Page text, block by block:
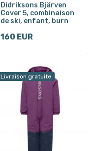
Didriksons Bjärven
Cover 5, combinaison
de ski, enfant, burn
160 EUR
Livraison gratuite